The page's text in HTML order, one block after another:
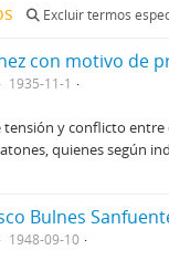
Excluir termos
1935-11-1
y conflicto entre
quienes según
1948-09-10